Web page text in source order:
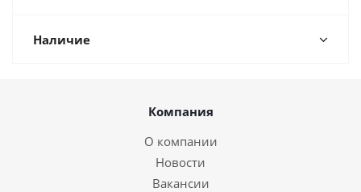
Наличие
Компания
О компании
Новости
Вакансии